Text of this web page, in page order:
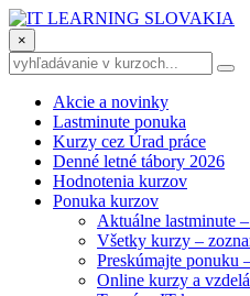
×
Akcie a novinky
Lastminute ponuka
Kurzy cez Úrad práce
Denné letné tábory 2026
Hodnotenia kurzov
Ponuka kurzov
Aktuálne lastminute
Všetky kurzy –
Preskúmajte ponuku
Online kurzy a